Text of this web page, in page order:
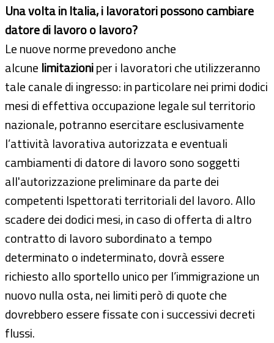
Una volta in Italia, i lavoratori possono cambiare
datore di lavoro o lavoro?
Le nuove norme prevedono anche
alcune limitazioniper i lavoratori che utilizzeranno
tale canale di ingresso: in particolare nei primi dodici
mesi di effettiva occupazione legale sul territorio
nazionale, potranno esercitare esclusivamente
l’attività lavorativa autorizzata e eventuali
cambiamenti di datore di lavoro sono soggetti
all'autorizzazione preliminare da parte dei
competenti Ispettorati territoriali del lavoro. Allo
scadere dei dodici mesi, in caso di offerta di altro
contratto di lavoro subordinato a tempo
determinato o indeterminato, dovrà essere
richiesto allo sportello unico per l’immigrazione un
nuovo nulla osta, nei limiti però di quote che
dovrebbero essere fissate con i successivi decreti
flussi.